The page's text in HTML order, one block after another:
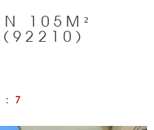
105M²
(92210)
: 7